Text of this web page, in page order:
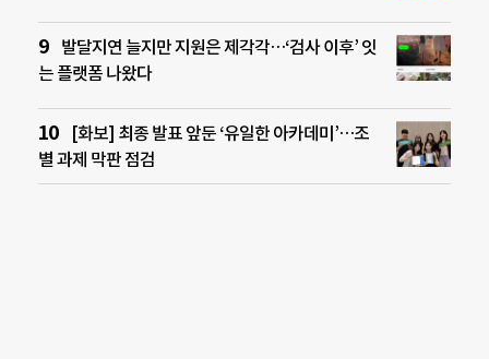
발달지연 늘지만 지원은 제각각…‘검사 이후’ 잇
는 플랫폼 나왔다
[화보] 최종 발표 앞둔 ‘유일한 아카데미’…조
별 과제 막판 점검